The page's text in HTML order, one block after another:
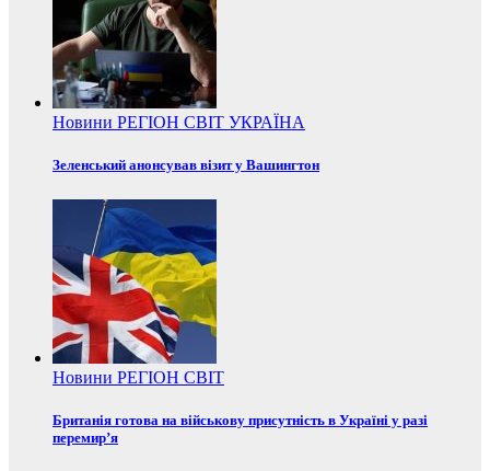
Новини РЕГІОН СВІТ УКРАЇНА
Зеленський анонсував візит у Вашингтон
Новини РЕГІОН СВІТ
Британія готова на військову присутність в Україні у разі
перемир’я